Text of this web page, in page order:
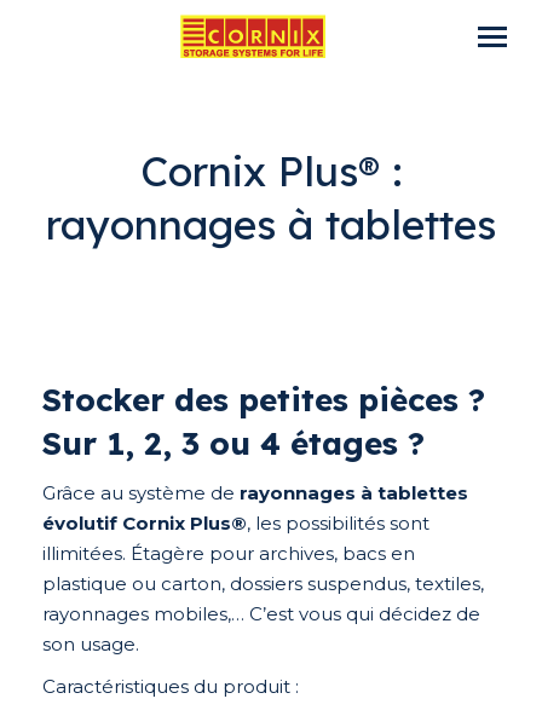
Cornix Plus® :
rayonnages à tablettes
Stocker des petites pièces ?
Sur 1, 2, 3 ou 4 étages ?
Grâce au système de rayonnages à tablettes
évolutif Cornix Plus®, les possibilités sont
illimitées. Étagère pour archives, bacs en
plastique ou carton, dossiers suspendus, textiles,
rayonnages mobiles,… C’est vous qui décidez de
son usage.
Caractéristiques du produit :